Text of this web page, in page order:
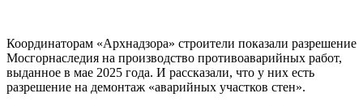
Координаторам «Архнадзора» строители показали разрешение
Мосгорнаследия на производство противоаварийных работ,
выданное в мае 2025 года. И рассказали, что у них есть
разрешение на демонтаж «аварийных участков стен».